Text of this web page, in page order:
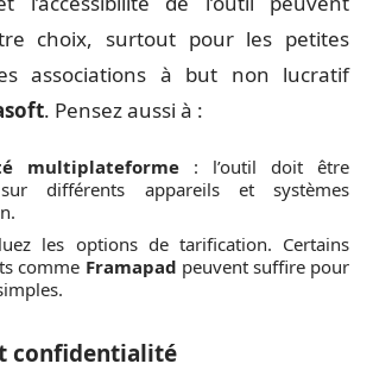
choix, surtout pour les petites
associations à but non lucratif
. Pensez aussi à :
multiplateforme : l’outil doit être
sur différents appareils et systèmes
les options de tarification. Certains
comme Framapad peuvent suffire pour
confidentialité